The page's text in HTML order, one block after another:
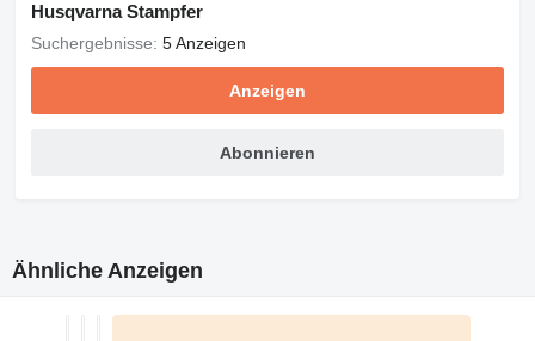
Husqvarna Stampfer
Suchergebnisse: 5 Anzeigen
Anzeigen
Abonnieren
Ähnliche Anzeigen